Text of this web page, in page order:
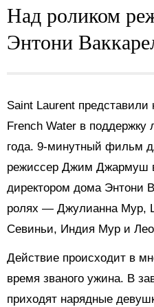
Над роликом
Энтони
Saint Laurent
French Water в поддержку
года. 9-минутный фильм
режиссер Джим Джармуш
директором дома Энтони
ролях — Джулианна Мур,
Севиньи, Индия Мур и
Действие происходит в
время званого ужина. В
приходят нарядные